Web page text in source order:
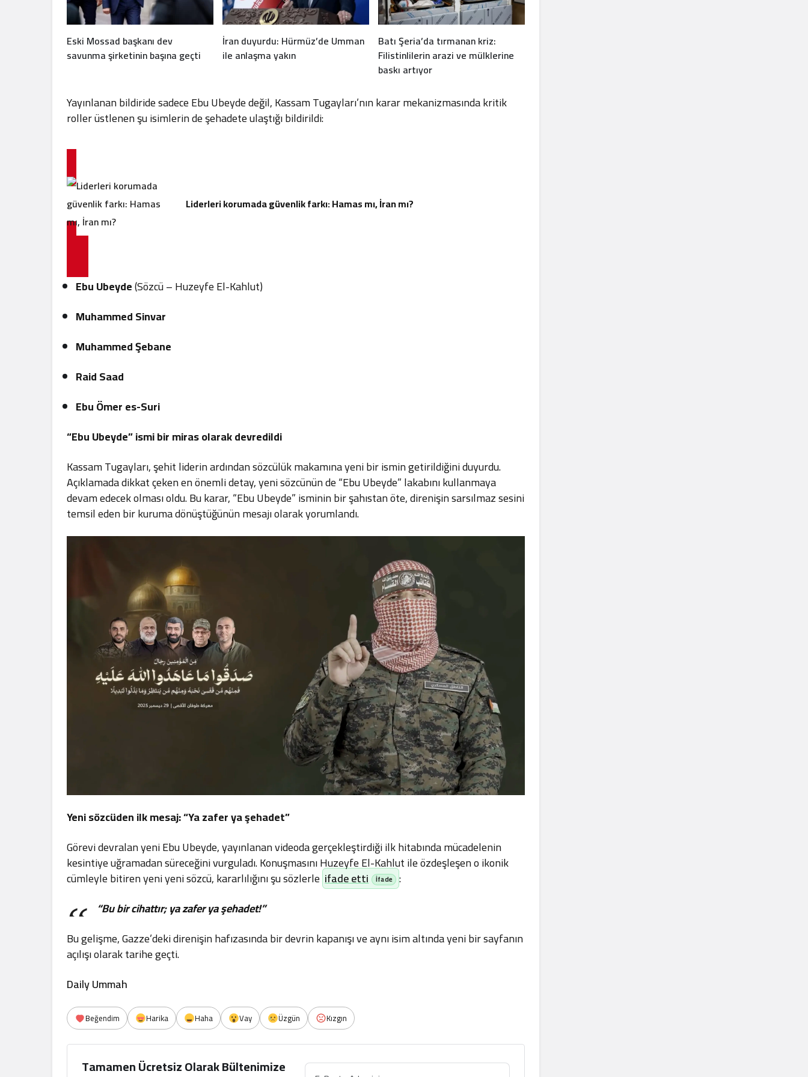
Eski Mossad başkanı dev
savunma şirketinin başına geçti
İran duyurdu: Hürmüz’de Umman
ile anlaşma yakın
Batı Şeria’da tırmanan kriz:
Filistinlilerin arazi ve mülklerine
baskı artıyor
Yayınlanan bildiride sadece Ebu Ubeyde değil, Kassam Tugayları’nın karar mekanizmasında kritik
roller üstlenen şu isimlerin de şehadete ulaştığı bildirildi:
Liderleri korumada güvenlik farkı: Hamas mı, İran mı?
Ebu Ubeyde(Sözcü – Huzeyfe El-Kahlut)
Muhammed Sinvar
Muhammed Şebane
Raid Saad
Ebu Ömer es-Suri
“Ebu Ubeyde” ismi bir miras olarak devredildi
Kassam Tugayları, şehit liderin ardından sözcülük makamına yeni bir ismin getirildiğini duyurdu.
Açıklamada dikkat çeken en önemli detay, yeni sözcünün de “Ebu Ubeyde” lakabını kullanmaya
devam edecek olması oldu. Bu karar, “Ebu Ubeyde” isminin bir şahıstan öte, direnişin sarsılmaz sesini
temsil eden bir kuruma dönüştüğünün mesajı olarak yorumlandı.
Yeni sözcüden ilk mesaj: “Ya zafer ya şehadet”
Görevi devralan yeni Ebu Ubeyde, yayınlanan videoda gerçekleştirdiği ilk hitabında mücadelenin
kesintiye uğramadan süreceğini vurguladı. Konuşmasını Huzeyfe El-Kahlut ile özdeşleşen o ikonik
cümleyle bitiren yeni yeni sözcü, kararlılığını şu sözlerle ifade etti
:
“Bu bir cihattır; ya zafer ya şehadet!”
Bu gelişme, Gazze’deki direnişin hafızasında bir devrin kapanışı ve aynı isim altında yeni bir sayfanın
açılışı olarak tarihe geçti.
Daily Ummah
Beğendim Harika Haha Vay Üzgün Kızgın
Tamamen Ücretsiz Olarak Bültenimize